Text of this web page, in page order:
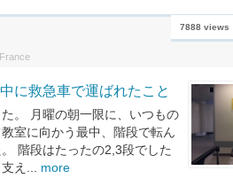
7888 views
に救急車で運ばれたこと
。 月曜の朝一限に、いつもの
室に向かう最中、階段で転ん
階段はたったの2,3段でした
え... more
France